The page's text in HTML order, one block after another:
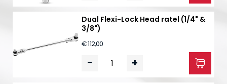
Dual Flexi-Lock Head ratel (1/4" &
3/8")
€ 112,00
- +